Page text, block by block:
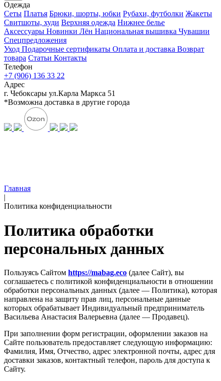
Одежда
Сеты Платья Брюки, шорты, юбки Рубахи, футболки Жакеты
Свитшоты, худи Верхняя одежда Нижнее белье
Аксессуары Новинки Лён Национальная вышивка Чувашии
Спецпредложения
Уход Подарочные сертификаты Оплата и доставка Возврат
товара Статьи Контакты
Телефон
+7 (906) 136 33 22
Адрес
г. Чебоксары ул.Карла Маркса 51
*Возможна доставка в другие города
Главная
|
Политика конфиденциальности
Политика обработки
персональных данных
Пользуясь Сайтом https://mabag.eco (далее Сайт), вы
соглашаетесь с политикой конфиденциальности в отношении
обработки персональных данных (далее — Политика), которая
направлена на защиту прав лиц, персональные данные
которых обрабатывает Индивидуальный предприниматель
Васильева Анастасия Валерьевна (далее — Продавец).
При заполнении форм регистрации, оформлении заказов на
Сайте пользователь предоставляет следующую информацию:
Фамилия, Имя, Отчество, адрес электронной почты, адрес для
доставки заказов, контактный телефон, пароль для доступа к
Сайту.